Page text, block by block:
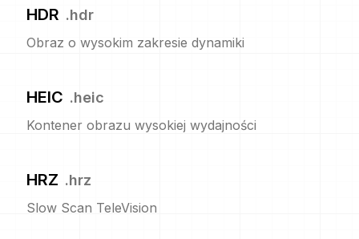
HDR .hdr
Obraz o wysokim zakresie dynamiki
HEIC .heic
Kontener obrazu wysokiej wydajności
HRZ .hrz
Slow Scan TeleVision